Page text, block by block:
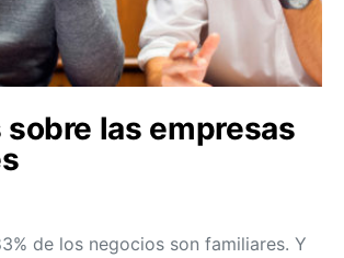
las empresas
de los negocios son familiares. Y